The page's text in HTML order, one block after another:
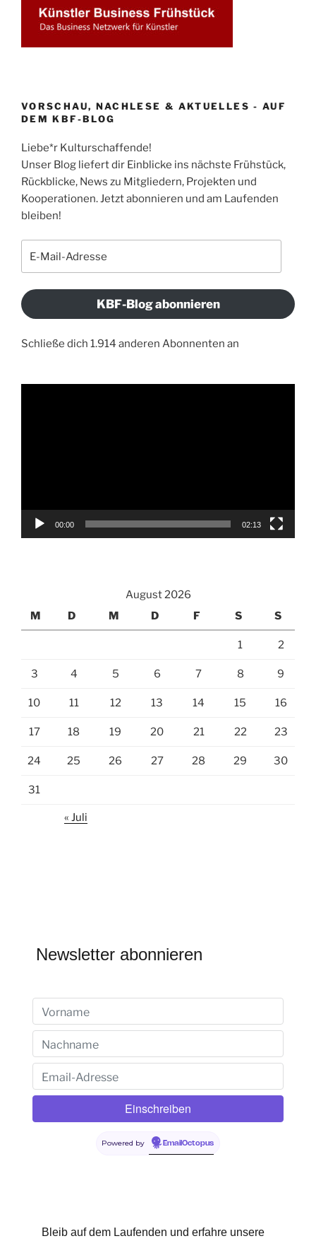
VORSCHAU, NACHLESE & AKTUELLES - AUF
DEM KBF-BLOG
Liebe*r Kulturschaffende!
Unser Blog liefert dir Einblicke ins nächste Frühstück,
Rückblicke, News zu Mitgliedern, Projekten und
Kooperationen. Jetzt abonnieren und am Laufenden
bleiben!
Mail-
KBF-Blog abonnieren
Schließe dich 1.914 anderen Abonnenten an
00:00 02:13
August 2026
M
D M D F S S
1 2
3 4 5 6 7 8 9
10 11 12 13 14 15 16
17 18 19 20 21 22 23
24 25 26 27 28 29 30
31
« Juli
Newsletter abonnieren
Powered by EmailOctopus
Bleib auf dem Laufenden und erfahre unsere